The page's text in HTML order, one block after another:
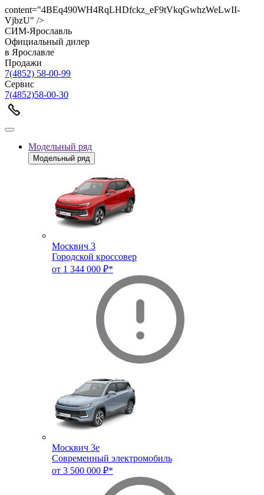
content="4BEq490WH4RqLHDfckz_eF9tVkqGwhzWeLwII-
VjbzU" />
СИМ-Ярославль
Официальный дилер
в Ярославле
Продажи
7(4852) 58-00-99
Сервис
7(4852)58-00-30
Модельный ряд
Модельный ряд
Москвич 3
Городской кроссовер
от 1 344 000 ₽*
Москвич 3e
Современный электромобиль
от 3 500 000 ₽*